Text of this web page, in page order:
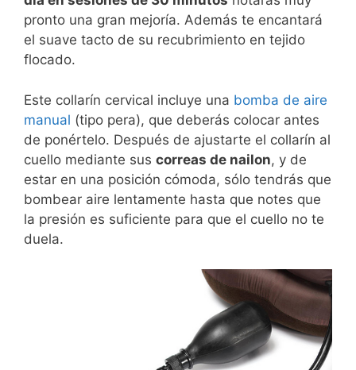
pronto una gran mejoría. Además te encantará
el suave tacto de su recubrimiento en tejido
flocado.
Este collarín cervical incluye una bomba de aire
manual (tipo pera), que deberás colocar antes
de ponértelo. Después de ajustarte el collarín al
cuello mediante sus correas de nailon, y de
estar en una posición cómoda, sólo tendrás que
bombear aire lentamente hasta que notes que
la presión es suficiente para que el cuello no te
duela.